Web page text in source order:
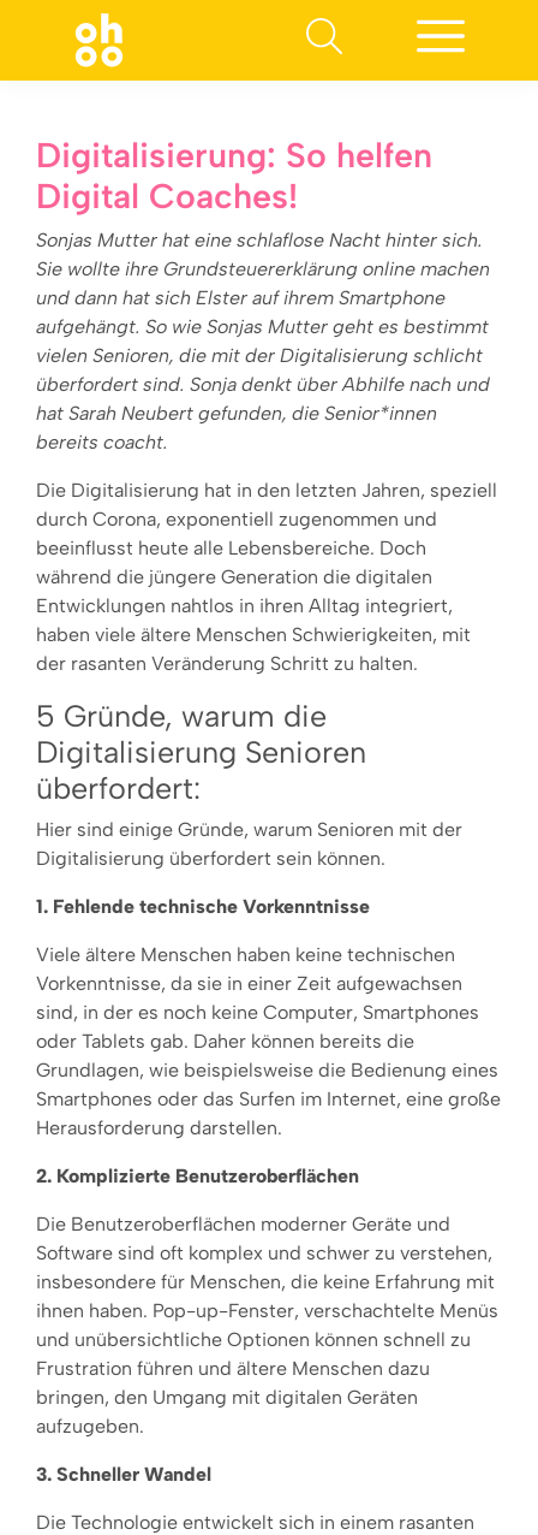
Digitalisierung: So helfen
Digital Coaches!
Sonjas Mutter hat eine schlaflose Nacht hinter sich.
Sie wollte ihre Grundsteuererklärung online machen
und dann hat sich Elster auf ihrem Smartphone
aufgehängt. So wie Sonjas Mutter geht es bestimmt
vielen Senioren, die mit der Digitalisierung schlicht
überfordert sind. Sonja denkt über Abhilfe nach und
hat Sarah Neubert gefunden, die Senior*innen
bereits coacht.
Die Digitalisierung hat in den letzten Jahren, speziell
durch Corona, exponentiell zugenommen und
beeinflusst heute alle Lebensbereiche. Doch
während die jüngere Generation die digitalen
Entwicklungen nahtlos in ihren Alltag integriert,
haben viele ältere Menschen Schwierigkeiten, mit
der rasanten Veränderung Schritt zu halten.
5 Gründe, warum die
Digitalisierung Senioren
überfordert:
Hier sind einige Gründe, warum Senioren mit der
Digitalisierung überfordert sein können.
1. Fehlende technische Vorkenntnisse
Viele ältere Menschen haben keine technischen
Vorkenntnisse, da sie in einer Zeit aufgewachsen
sind, in der es noch keine Computer, Smartphones
oder Tablets gab. Daher können bereits die
Grundlagen, wie beispielsweise die Bedienung eines
Smartphones oder das Surfen im Internet, eine große
Herausforderung darstellen.
2. Komplizierte Benutzeroberflächen
Die Benutzeroberflächen moderner Geräte und
Software sind oft komplex und schwer zu verstehen,
insbesondere für Menschen, die keine Erfahrung mit
ihnen haben. Pop-up-Fenster, verschachtelte Menüs
und unübersichtliche Optionen können schnell zu
Frustration führen und ältere Menschen dazu
bringen, den Umgang mit digitalen Geräten
aufzugeben.
3. Schneller Wandel
Die Technologie entwickelt sich in einem rasanten